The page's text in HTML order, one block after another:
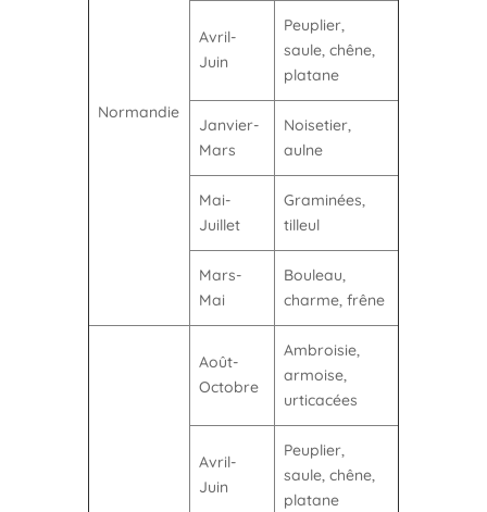
Normandie
Avril-
Juin
Peuplier,
saule, chêne,
platane
Janvier-
Mars
Noisetier,
aulne
Mai-
Juillet
Graminées,
tilleul
Mars-
Mai
Bouleau,
charme, frêne
Août-
Octobre
Ambroisie,
armoise,
urticacées
Avril-
Juin
Peuplier,
saule, chêne,
platane